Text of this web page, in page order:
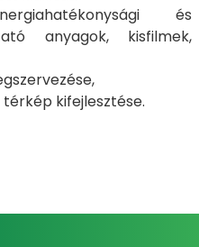
és
anyagok, kisfilmek,
kifejlesztése.